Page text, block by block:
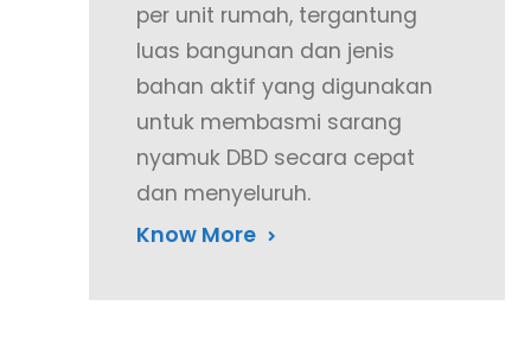
per unit rumah, tergantung
luas bangunan dan jenis
bahan aktif yang digunakan
untuk membasmi sarang
nyamuk DBD secara cepat
dan menyeluruh.
Know More